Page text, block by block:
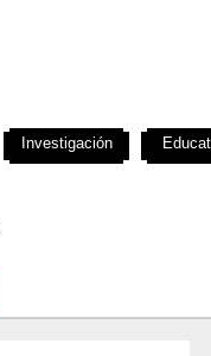
Investigación